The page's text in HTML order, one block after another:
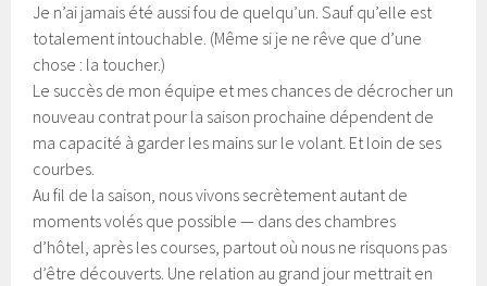
Je n’ai jamais été aussi fou de quelqu’un. Sauf qu’elle est
totalement intouchable. (Même si je ne rêve que d’une
chose : la toucher.)
Le succès de mon équipe et mes chances de décrocher un
nouveau contrat pour la saison prochaine dépendent de
ma capacité à garder les mains sur le volant. Et loin de ses
courbes.
Au fil de la saison, nous vivons secrètement autant de
moments volés que possible — dans des chambres
d’hôtel, après les courses, partout où nous ne risquons pas
d’être découverts. Une relation au grand jour mettrait en